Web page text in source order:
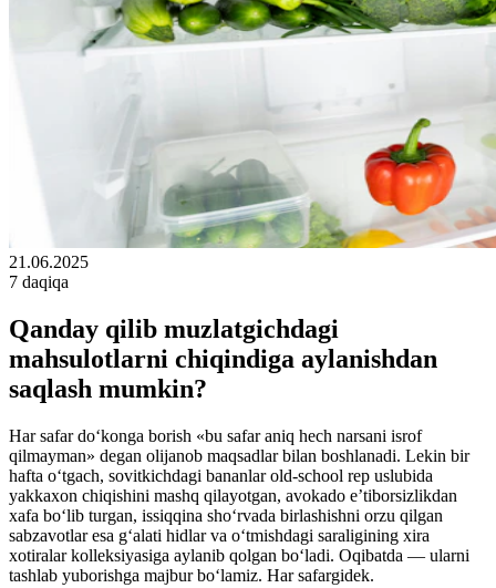
21.06.2025
7 daqiqa
Qanday qilib muzlatgichdagi
mahsulotlarni chiqindiga aylanishdan
saqlash mumkin?
Har safar do‘konga borish «bu safar aniq hech narsani isrof
qilmayman» degan olijanob maqsadlar bilan boshlanadi. Lekin bir
hafta o‘tgach, sovitkichdagi bananlar old-school rep uslubida
yakkaxon chiqishini mashq qilayotgan, avokado e’tiborsizlikdan
xafa bo‘lib turgan, issiqqina sho‘rvada birlashishni orzu qilgan
sabzavotlar esa g‘alati hidlar va o‘tmishdagi saraligining xira
xotiralar kolleksiyasiga aylanib qolgan bo‘ladi. Oqibatda — ularni
tashlab yuborishga majbur bo‘lamiz. Har safargidek.